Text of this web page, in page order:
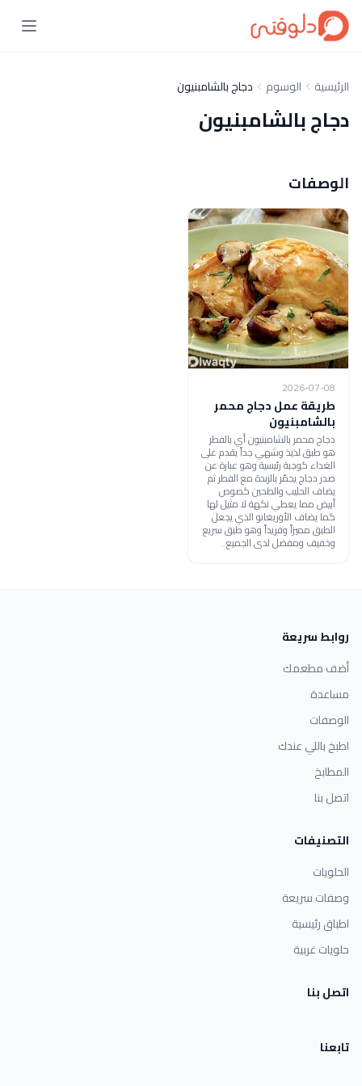
الرئيسية الوسوم دجاج بالشامبنيون
دجاج بالشامبنيون
الوصفات
2026-07-08
طريقة عمل دجاج محمر
بالشامبنيون
دجاج محمر بالشامبنيون أي بالفطر
هو طبق لذيذ وشهي جداً يقدم على
الغداء كوجبة رئيسية وهو عبارة عن
صدر دجاج يحمّر بالزبدة مع الفطر ثم
يضاف الحليب والطحين كصوص
أبيض مما يعطي نكهة لا مثيل لها
كما يضاف الأوريغانو الذي يجعل
الطبق مميزاً وفريداً وهو طبق سريع
وخفيف ومفضل لدى الجميع .
روابط سريعة
أضف مطعمك
مساعدة
الوصفات
اطبخ باللي عندك
المطابخ
اتصل بنا
التصنيفات
الحلويات
وصفات سريعة
اطباق رئيسية
حلويات غربية
اتصل بنا
تابعنا